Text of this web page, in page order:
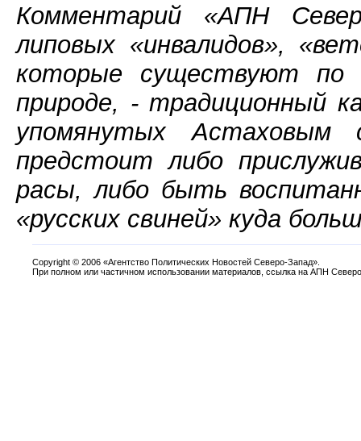
Комментарий «АПН
липовых «инвалидов»,
которые существуют
природе, - традиционный
упомянутых
предстоит либо
расы, либо быть
«русских свиней» куда
Copyright © 2006 «Агентство Политических Новостей Северо-Запад».
При полном или частичном использовании материалов, ссылка на АПН